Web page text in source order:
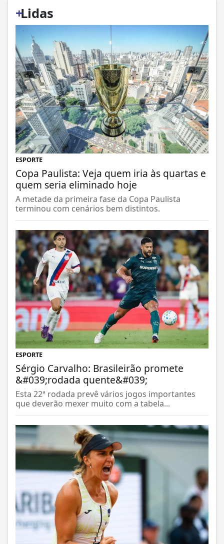
+
Lidas
ESPORTE
Copa Paulista: Veja quem iria às quartas e
quem seria eliminado hoje
A metade da primeira fase da Copa Paulista
terminou com cenários bem distintos.
ESPORTE
Sérgio Carvalho: Brasileirão promete
&#039;rodada quente&#039;
Esta 22ª rodada prevê vários jogos importantes
que deverão mexer muito com a tabela...